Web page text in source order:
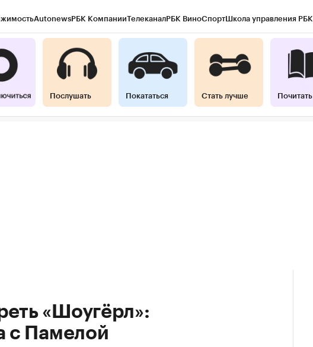
AutonewsРБК КомпанииТелеканалРБК ВиноСпортШкола управления РБК
РБК Бизнес-среда
Экономика Бизнес Технологии и медиаФинансы Рынок наличной валюты
Послушать Покататься Стать лучше Почитать
«Шоугёрл»:
с Памелой